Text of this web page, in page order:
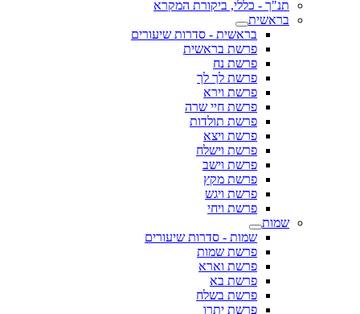
תנ"ך - כללי, ביקורת המקרא
בראשית
בראשית - סדרות שיעורים
פרשת בראשית
פרשת נח
פרשת לך לך
פרשת וירא
פרשת חיי שרה
פרשת תולדות
פרשת ויצא
פרשת וישלח
פרשת וישב
פרשת מקץ
פרשת ויגש
פרשת ויחי
שמות
שמות - סדרות שיעורים
פרשת שמות
פרשת וארא
פרשת בא
פרשת בשלח
פרשת יתרו